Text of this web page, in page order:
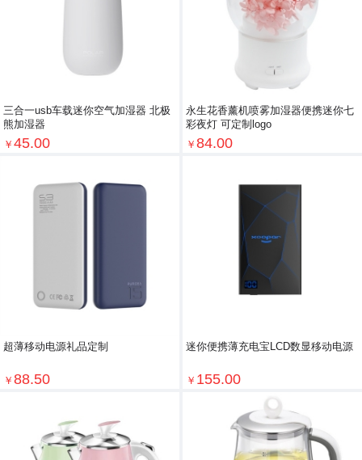
三合一usb车载迷你空气加湿器 北极
熊加湿器
￥ 45.00
永生花香薰机喷雾加湿器便携迷你七
彩夜灯 可定制logo
￥ 84.00
超薄移动电源礼品定制
￥ 88.50
迷你便携薄充电宝LCD数显移动电源
￥ 155.00